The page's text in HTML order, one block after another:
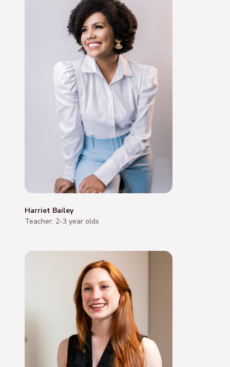
Harriet Bailey
Teacher: 2-3 year olds